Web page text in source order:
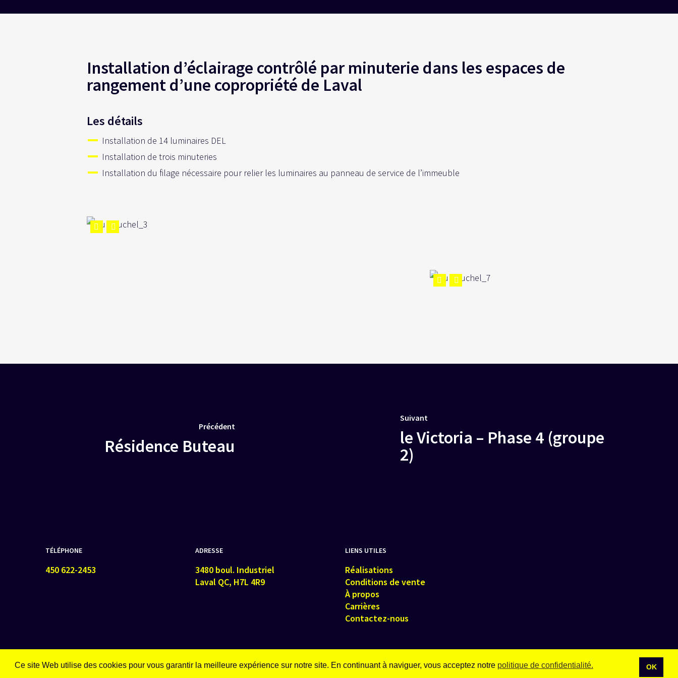
Ce site Web utilise des cookies pour vous garantir la meilleure expérience sur notre site. En continuant à naviguer, vous acceptez notre politique de confidentialité. OK
Installation d’éclairage contrôlé par minuterie dans les espaces de
rangement d’une copropriété de Laval
Les détails
Installation de 14 luminaires DEL
Installation de trois minuteries
Installation du filage nécessaire pour relier les luminaires au panneau de service de l’immeuble
Précédent
Résidence Buteau
Suivant
le Victoria – Phase 4 (groupe
2)
TÉLÉPHONE
450 622-2453
ADRESSE
3480 boul. Industriel
Laval QC, H7L 4R9
LIENS UTILES
Réalisations
Conditions de vente
À propos
Carrières
Contactez-nous
© 2026 Lilco Électrique.